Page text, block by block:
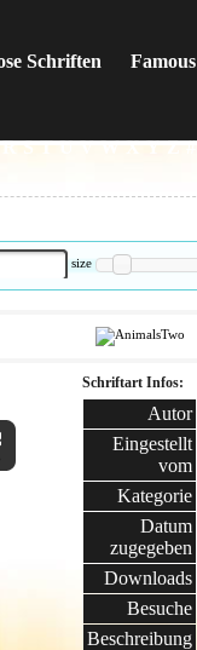
Schriften
Famous
R S T U V W X Y Z #
size
Schriftart Infos:
Autor
Eingestellt
vom
Kategorie
Datum
zugegeben
Downloads
Besuche
Beschreibung